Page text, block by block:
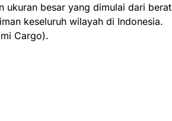
ukuran besar yang dimulai dari berat
keseluruh wilayah di Indonesia.
Cargo).